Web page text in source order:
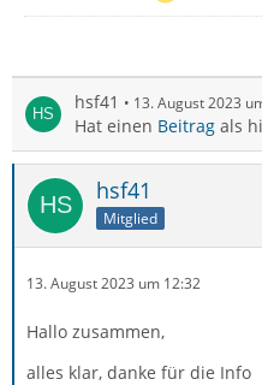
hsf41 13. August 2023
Hat einen Beitrag als
hsf41
Mitglied
13. August 2023 um 12:32
Hallo zusammen,
alles klar, danke für die Info